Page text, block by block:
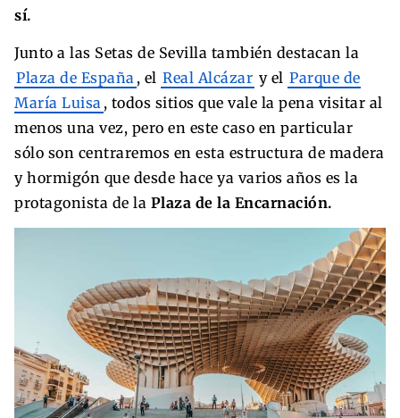
sí.
Junto a las Setas de Sevilla también destacan la
Plaza de España , el Real Alcázar y el Parque de
María Luisa , todos sitios que vale la pena visitar al
menos una vez, pero en este caso en particular
sólo son centraremos en esta estructura de madera
y hormigón que desde hace ya varios años es la
protagonista de la Plaza de la Encarnación.